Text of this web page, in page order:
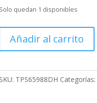
Solo quedan 1 disponibles
USB
Type-
and
Añadir al carrito
SKU: TPS65988DH Categorías: